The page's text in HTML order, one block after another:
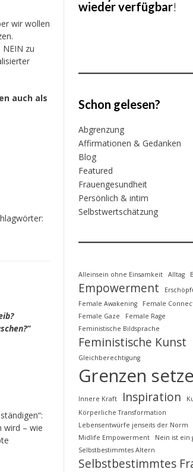
wir wollen
NEIN zu
auch als
wird – wie
wieder verfügbar!
Schon gelesen?
Abgrenzung
Affirmationen & Gedanken
Blog
Featured
Frauengesundheit
Persönlich & intim
Selbstwertschätzung
Alleinsein ohne Einsamkeit Alltag
Empowerment
Female Awakening
Female
Female Gaze
Female Rage
Feministische Bildsprache
Feministische Kunst
Gleichberechtigung
Grenzen
Innere Kraft Inspiration
Körperliche Transformation
Lebensentwürfe jenseits der Norm
Midlife Empowerment
Nein ist ein
Selbstbestimmtes Altern
Selbstbestimmtes